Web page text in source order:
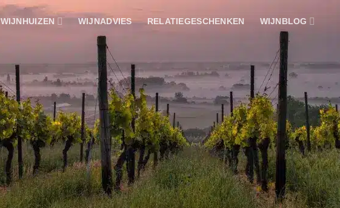
WIJNHUIZEN WIJNADVIES RELATIEGESCHENKEN WIJNBLOG